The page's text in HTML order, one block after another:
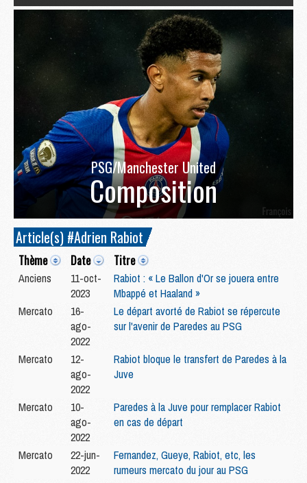
PSG/Manchester United
Composition
Article(s) #Adrien Rabiot
Thème Date Titre
Anciens
11-oct-
2023
Rabiot : « Le Ballon d'Or se jouera entre
Mbappé et Haaland »
Mercato
16-
ago-
2022
Le départ avorté de Rabiot se répercute
sur l'avenir de Paredes au PSG
Mercato
12-
ago-
2022
Rabiot bloque le transfert de Paredes à la
Juve
Mercato
10-
ago-
2022
Paredes à la Juve pour remplacer Rabiot
en cas de départ
Mercato
22-jun-
2022
Fernandez, Gueye, Rabiot, etc, les
rumeurs mercato du jour au PSG